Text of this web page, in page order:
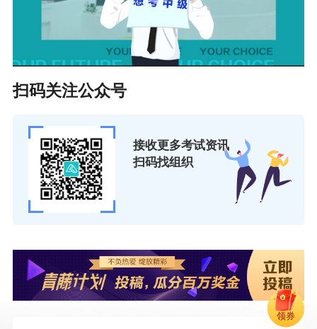
2020年中级会计职称《财务管理》3月打卡学习
计划
2020年中级会计职称《经济法》3月打卡学习计
扫码关注公众号
接收更多考试资讯
扫码找组织
领券